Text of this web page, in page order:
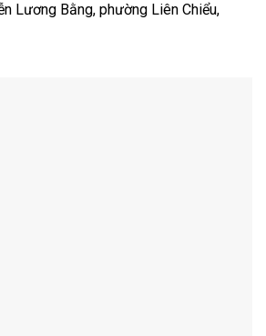
Lương Bằng, phường Liên Chiểu,